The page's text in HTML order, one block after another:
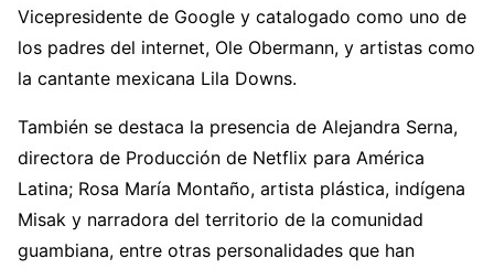
Vicepresidente de Google y catalogado como uno de
los padres del internet, Ole Obermann, y artistas como
la cantante mexicana Lila Downs.
También se destaca la presencia de Alejandra Serna,
directora de Producción de Netflix para América
Latina; Rosa María Montaño, artista plástica, indígena
Misak y narradora del territorio de la comunidad
guambiana, entre otras personalidades que han